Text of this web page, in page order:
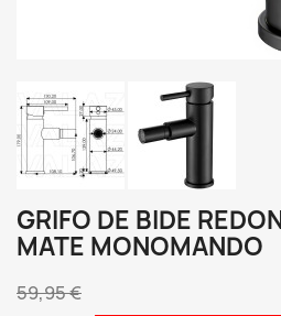
GRIFO DE BIDE
MATE MONOMANDO
59,95 €